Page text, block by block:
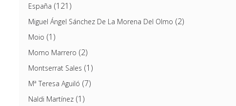
España (121)
Miguel Ángel Sánchez De La Morena Del Olmo (2)
Moio (1)
Momo Marrero (2)
Montserrat Sales (1)
Mª Teresa Aguiló (7)
Naldi Martínez(1)